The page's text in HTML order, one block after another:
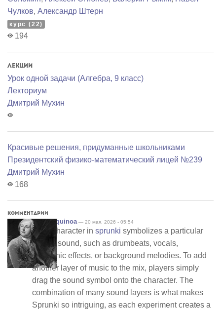
Чулков, Александр Штерн
курс (22)
194
Лекции
Урок одной задачи (Алгебра, 9 класс)
Лекториум
Дмитрий Мухин
Красивые решения, придуманные школьниками
Президентский физико-математический лицей №239
Дмитрий Мухин
168
Комментарии
incisivequinoa — 20 мая, 2026 - 05:54
Each character in sprunki symbolizes a particular
form of sound, such as drumbeats, vocals,
electronic effects, or background melodies. To add
another layer of music to the mix, players simply
drag the sound symbol onto the character. The
combination of many sound layers is what makes
Sprunki so intriguing, as each experiment creates a